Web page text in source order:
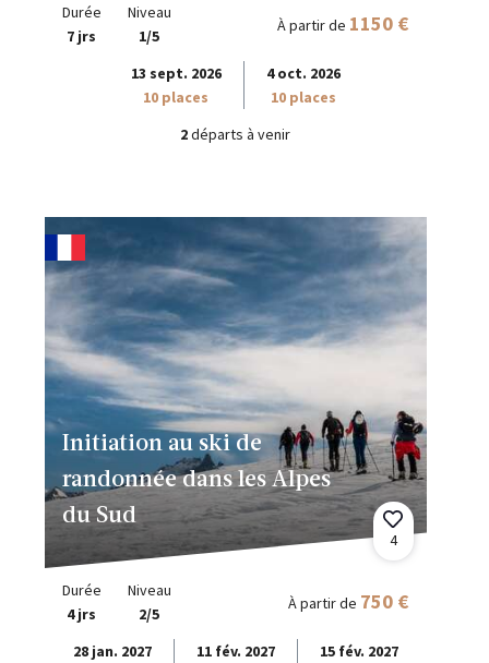
Durée
7 jrs
Niveau
1/5
À partir de 1150 €
13 sept. 2026
10 places
4 oct. 2026
10 places
2départs à venir
Initiation au ski de
randonnée dans les Alpes
du Sud
4
Durée
4 jrs
Niveau
2/5
À partir de 750 €
28 jan. 2027 11 fév. 2027 15 fév. 2027